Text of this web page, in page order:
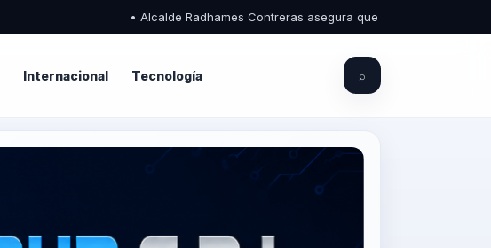
• Alcalde Radhames Contreras asegura que el Palacio Municipal de Piedra
Internacional Tecnología ⌕